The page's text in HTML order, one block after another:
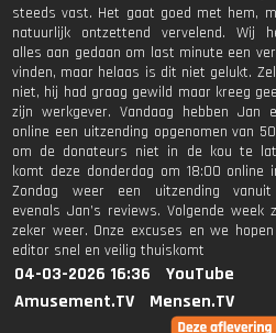
steeds vast. Het gaat goed met hem,
natuurlijk ontzettend vervelend. Wij
alles aan gedaan om last minute een
vinden, maar helaas is dit niet gelukt.
niet, hij had graag gewild maar kreeg
zijn werkgever. Vandaag hebben Jan
online een uitzending opgenomen van
om de donateurs niet in de kou te
komt deze donderdag om 18:00 online
Zondag weer een uitzending vanuit
evenals Jan’s reviews. Volgende week
zeker weer. Onze excuses en we
editor snel en veilig thuiskomt
04-03-2026 16:36
YouTube
Amusement.TV
Mensen.TV